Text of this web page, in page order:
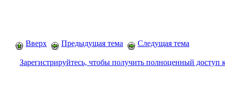
Вверх Предыдущая тема Следущая тема
Зарегистрируйтесь, чтобы получить полноценный доступ